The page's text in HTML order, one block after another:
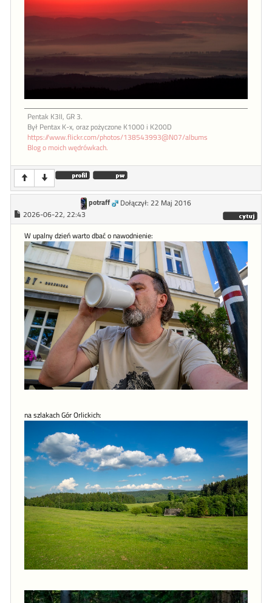
Pentak K3II, GR 3.
Był Pentax K-x, oraz pożyczone K1000 i K200D
https://www.flickr.com/photos/138543993@N07/albums
Blog o moich wędrówkach.
potraff
Dołączył: 22 Maj 2016
2026-06-22, 22:43
W upalny dzień warto dbać o nawodnienie:
na szlakach Gór Orlickich: